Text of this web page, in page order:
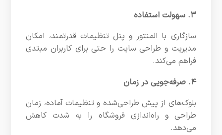
۳. سهولت استفاده
سازگاری با المنتور و پنل تنظیمات قدرتمند، امکان
مدیریت و طراحی سایت را حتی برای کاربران مبتدی
فراهم می‌کند.
۴. صرفه‌جویی در زمان
بلوک‌های از پیش طراحی‌شده و تنظیمات آماده، زمان
طراحی و راه‌اندازی فروشگاه را به شدت کاهش
می‌دهد.